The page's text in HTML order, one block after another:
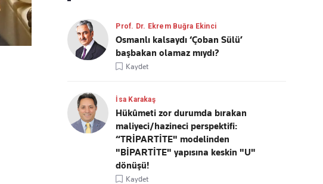
Prof. Dr. Ekrem Buğra Ekinci
Osmanlı kalsaydı ‘Çoban Sülü’
başbakan olamaz mıydı?
Kaydet
İsa Karakaş
Hükûmeti zor durumda bırakan
maliyeci/hazineci perspektifi:
“TRİPARTİTE" modelinden
"BİPARTİTE" yapısına keskin "U"
dönüşü!
Kaydet